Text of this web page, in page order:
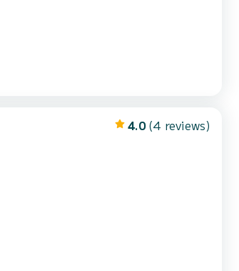
4.0 (4 reviews)